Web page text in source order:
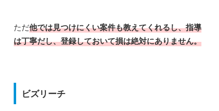
ただ他では見つけにくい案件も教えてくれるし、指導
は丁寧だし、登録しておいて損は絶対にありません。
ビズリーチ